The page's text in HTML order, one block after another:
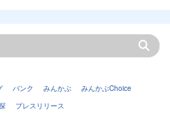
バンク みんかぶ
みんかぶChoice
プレスリリース